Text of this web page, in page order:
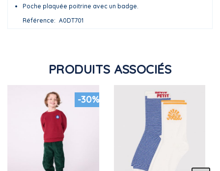
Poche plaquée poitrine avec un badge.
Référence
A0DT701
PRODUITS ASSOCIÉS
-30%